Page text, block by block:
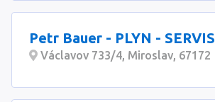
Petr Bauer - PLYN - SERVIS
Václavov 733/4, Miroslav, 67172